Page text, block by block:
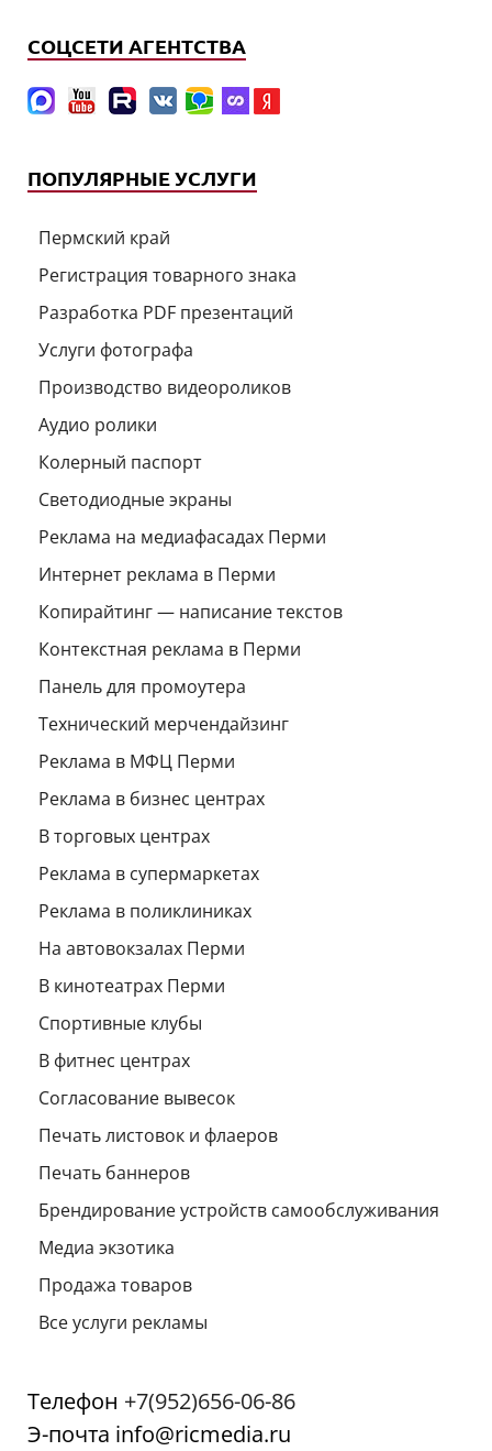
СОЦСЕТИ АГЕНТСТВА
ПОПУЛЯРНЫЕ УСЛУГИ
Пермский край
Регистрация товарного знака
Разработка PDF презентаций
Услуги фотографа
Производство видеороликов
Аудио ролики
Колерный паспорт
Светодиодные экраны
Реклама на медиафасадах Перми
Интернет реклама в Перми
Копирайтинг — написание текстов
Контекстная реклама в Перми
Панель для промоутера
Технический мерчендайзинг
Реклама в МФЦ Перми
Реклама в бизнес центрах
В торговых центрах
Реклама в супермаркетах
Реклама в поликлиниках
На автовокзалах Перми
В кинотеатрах Перми
Спортивные клубы
В фитнес центрах
Согласование вывесок
Печать листовок и флаеров
Печать баннеров
Брендирование устройств самообслуживания
Медиа экзотика
Продажа товаров
Все услуги рекламы
Телефон +7(952)656-06-86
Э-почта info@ricmedia.ru